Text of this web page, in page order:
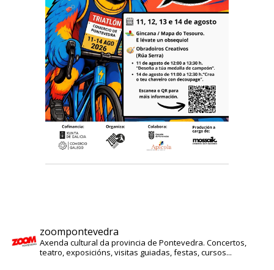
zoompontevedra
Axenda cultural da provincia de Pontevedra. Concertos,
teatro, exposicións, visitas guiadas, festas, cursos...